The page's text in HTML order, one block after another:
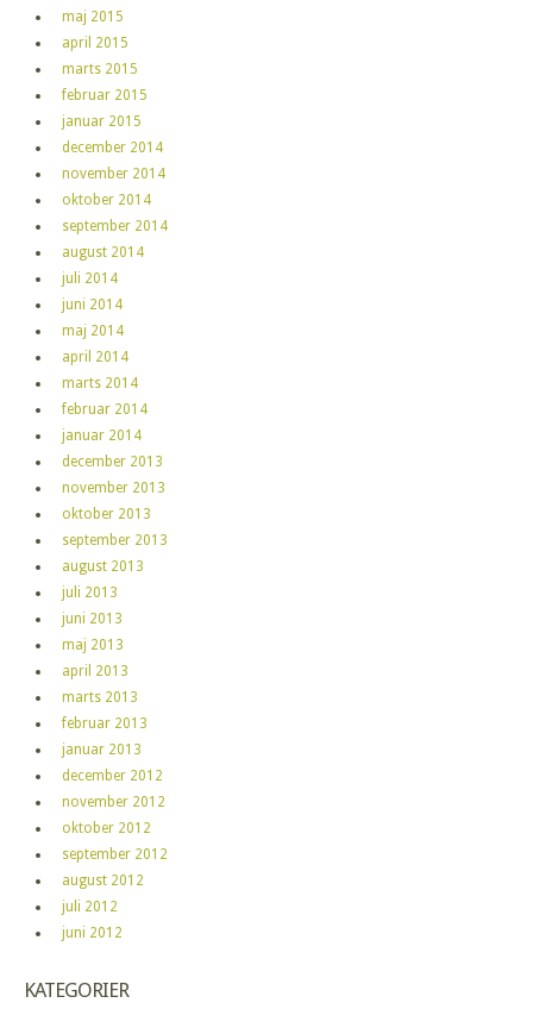
maj 2015
april 2015
marts 2015
februar 2015
januar 2015
december 2014
november 2014
oktober 2014
september 2014
august 2014
juli 2014
juni 2014
maj 2014
april 2014
marts 2014
februar 2014
januar 2014
december 2013
november 2013
oktober 2013
september 2013
august 2013
juli 2013
juni 2013
maj 2013
april 2013
marts 2013
februar 2013
januar 2013
december 2012
november 2012
oktober 2012
september 2012
august 2012
juli 2012
juni 2012
KATEGORIER